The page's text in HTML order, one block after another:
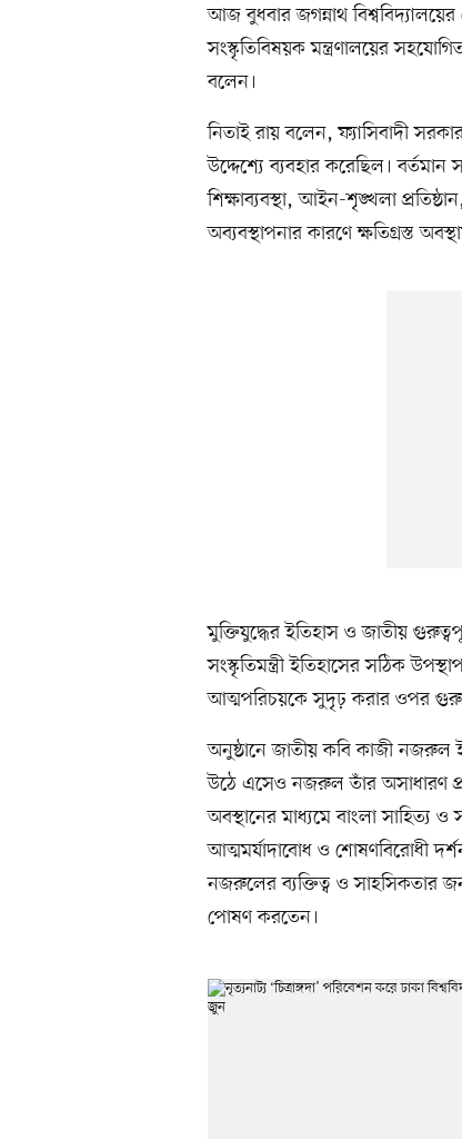
আজ বুধবার জগন্নাথ
সংস্কৃতিবিষয়ক মন্ত্রণালয়ের
বলেন।
নিতাই রায় বলেন, ফ্যাসিবাদী সরকার
উদ্দেশ্যে ব্যবহার করেছিল।
শিক্ষাব্যবস্থা, আইন-শৃঙ্খলা
অব্যবস্থাপনার কারণে ক্ষতিগ্রস্ত
মুক্তিযুদ্ধের ইতিহাস ও জাতীয়
সংস্কৃতিমন্ত্রী ইতিহাসের সঠিক
আত্মপরিচয়কে সুদৃঢ় করার ওপর
অনুষ্ঠানে জাতীয় কবি কাজী নজরুল
উঠে এসেও নজরুল তাঁর অসাধারণ
অবস্থানের মাধ্যমে বাংলা সাহিত্য
আত্মমর্যাদাবোধ ও শোষণবিরোধী
নজরুলের ব্যক্তিত্ব ও সাহসিকতার
পোষণ করতেন।